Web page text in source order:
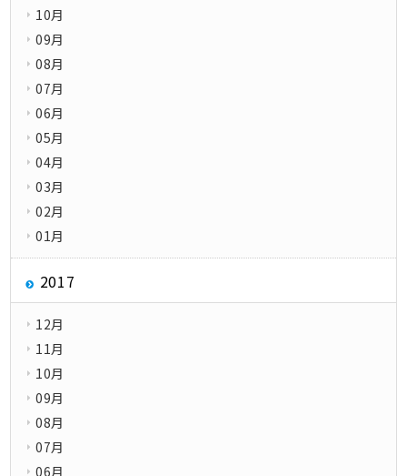
10月
09月
08月
07月
06月
05月
04月
03月
02月
01月
2017
12月
11月
10月
09月
08月
07月
06月